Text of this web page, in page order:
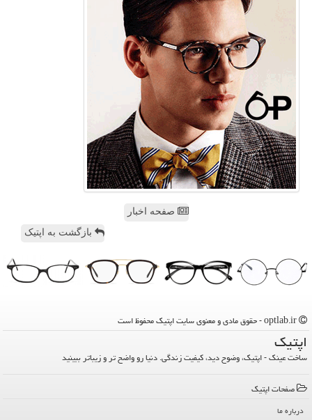
صفحه اخبار
بازگشت به اپتیک
اپتیك
ساخت عینک - اپتیک، وضوح دید، کیفیت زندگی. دنیا رو واضح تر و زیباتر ببینید
صفحات اپتیك
درباره ما